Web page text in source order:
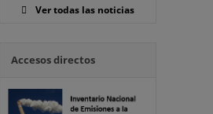
Ver todas las noticias
Accesos directos